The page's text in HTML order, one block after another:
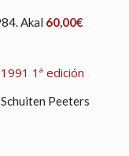
Akal 60,00€
Peeters